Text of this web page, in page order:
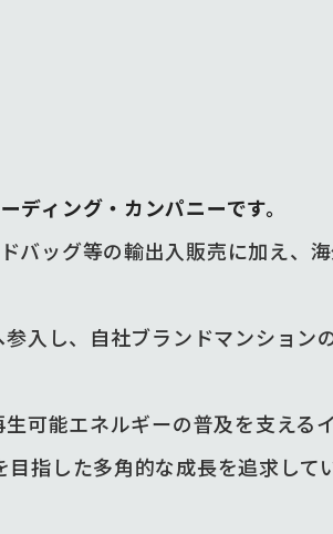
ィング・カンパニーです。
バッグ等の輸出入販売に加え、
入し、自社ブランドマンション
可能エネルギーの普及を支える
指した多角的な成長を追求して